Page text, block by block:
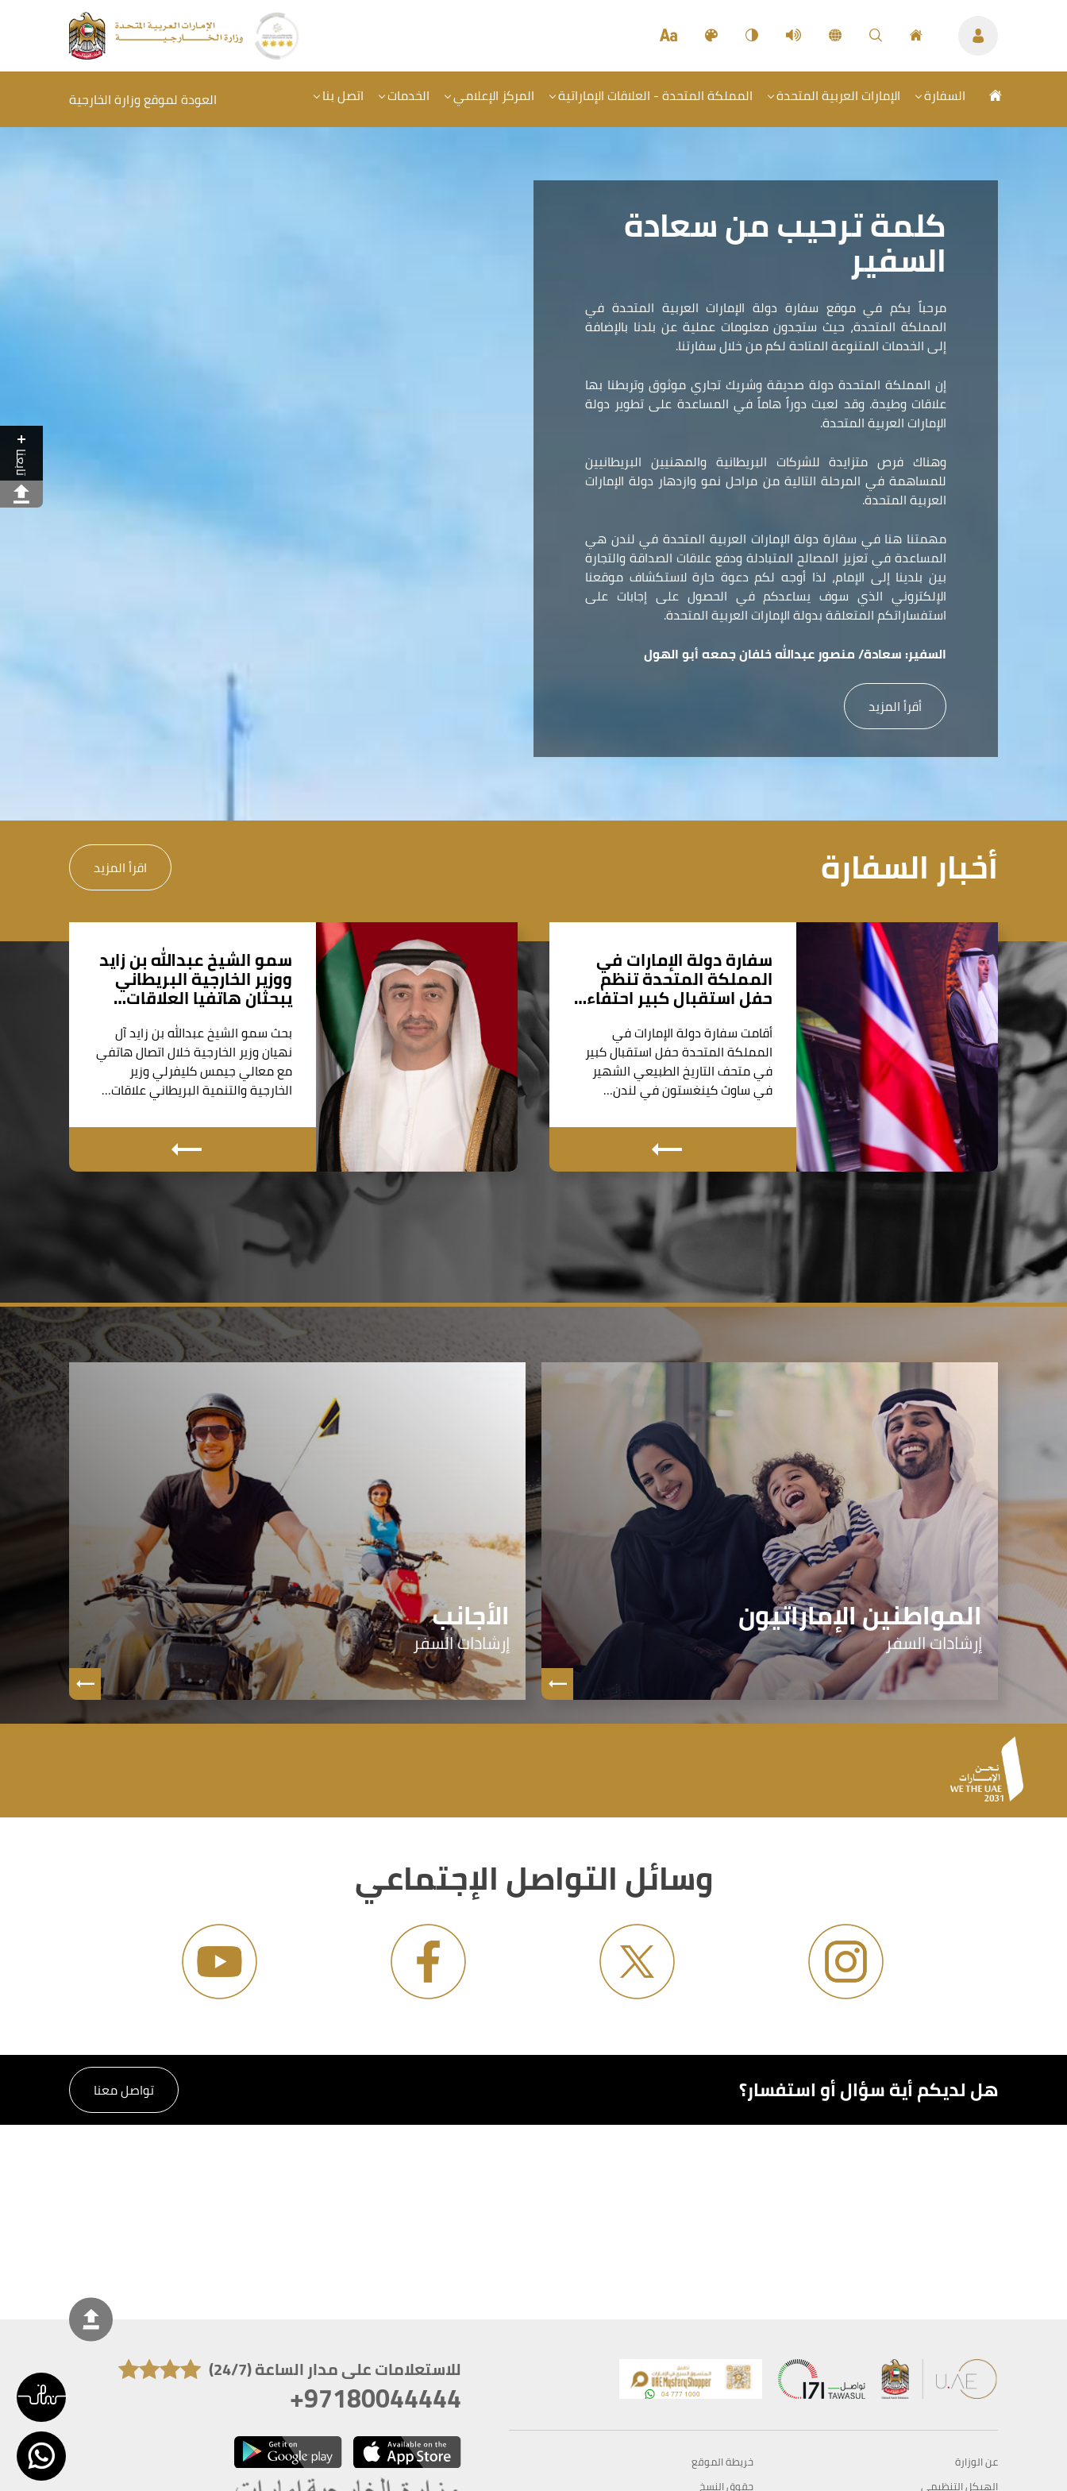
تابعنا
السفارة الإمارات العربية المتحدة المملكة المتحدة - العلاقات الإماراتية المركز الإعلامي الخدمات اتصل بنا العودة لموقع وزارة الخارجية
كلمة ترحيب من سعادة
السفير
مرحباً بكم في موقع سفارة دولة الإمارات العربية المتحدة في
المملكة المتحدة، حيث ستجدون معلومات عملية عن بلدنا بالإضافة
إلى الخدمات المتنوعة المتاحة لكم من خلال سفارتنا.
إن المملكة المتحدة دولة صديقة وشريك تجاري موثوق وتربطنا بها
علاقات وطيدة. وقد لعبت دوراً هاماً في المساعدة على تطوير دولة
الإمارات العربية المتحدة.
وهناك فرص متزايدة للشركات البريطانية والمهنيين البريطانيين
للمساهمة في المرحلة التالية من مراحل نمو وازدهار دولة الإمارات
العربية المتحدة.
مهمتنا هنا في سفارة دولة الإمارات العربية المتحدة في لندن هي
المساعدة في تعزيز المصالح المتبادلة ودفع علاقات الصداقة والتجارة
بين بلدينا إلى الإمام، لذا أوجه لكم دعوة حارة لاستكشاف موقعنا
الإلكتروني الذي سوف يساعدكم في الحصول على إجابات على
استفساراتكم المتعلقة بدولة الإمارات العربية المتحدة.
السفير: سعادة/ منصور عبدالله خلفان جمعه أبو الهول
أقرأ المزيد
أخبار السفارة اقرأ المزيد
سفارة دولة الإمارات في
المملكة المتحدة تنظم
حفل استقبال كبير احتفاء…
أقامت سفارة دولة الإمارات في
المملكة المتحدة حفل استقبال كبير
في متحف التاريخ الطبيعي الشهير
في ساوث كينغستون في لندن…
سمو الشيخ عبدالله بن زايد
ووزير الخارجية البريطاني
يبحثان هاتفيا العلاقات…
بحث سمو الشيخ عبدالله بن زايد آل
نهيان وزير الخارجية خلال اتصال هاتفي
مع معالي جيمس كليفرلي وزير
الخارجية والتنمية البريطاني علاقات…
المواطنين الإماراتيون
إرشادات السفر
الأجانب
إرشادات السفر
وسائل التواصل الإجتماعي
هل لديكم أية سؤال أو استفسار؟ تواصل معنا
للاستعلامات على مدار الساعة (24/7)
+97180044444
عن الوزارة
الهيكل التنظيمي
خريطة الموقع
حقوق النسخ